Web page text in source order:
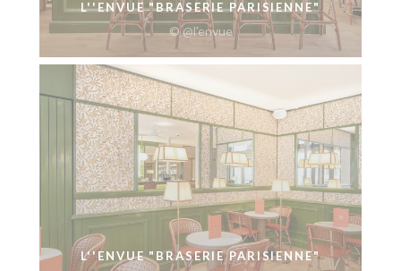
L''ENVUE "BRASERIE PARISIENNE"
© @l'envue
L''ENVUE "BRASERIE PARISIENNE"